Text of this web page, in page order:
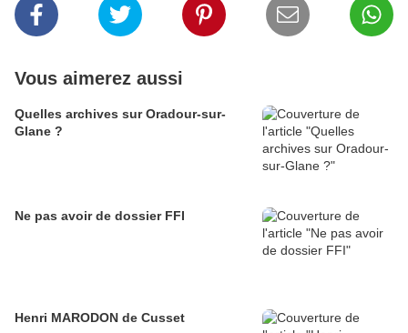
Vous aimerez aussi
Quelles archives sur Oradour-sur-
Glane ?
Ne pas avoir de dossier FFI
Henri MARODON de Cusset